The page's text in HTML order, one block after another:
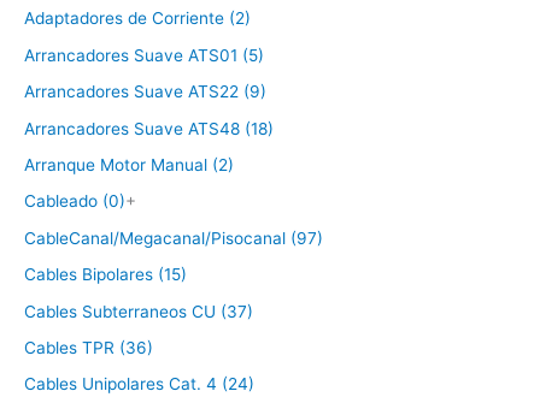
Adaptadores de Corriente (2)
Arrancadores Suave ATS01 (5)
Arrancadores Suave ATS22 (9)
Arrancadores Suave ATS48 (18)
Arranque Motor Manual (2)
Cableado (0)+
CableCanal/Megacanal/Pisocanal (97)
Cables Bipolares (15)
Cables Subterraneos CU (37)
Cables TPR (36)
Cables Unipolares Cat. 4 (24)